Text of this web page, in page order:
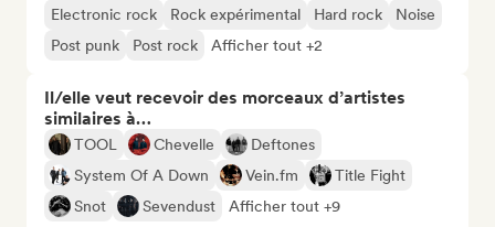
Electronic rock Rock expérimental Hard rock
Noise
Post punk
Post rock Afficher tout +2
Il/elle veut recevoir des morceaux d’artistes
similaires à…
TOOL Chevelle
Deftones
System Of A Down
Vein.fm
Title Fight
Snot
Sevendust Afficher tout +9